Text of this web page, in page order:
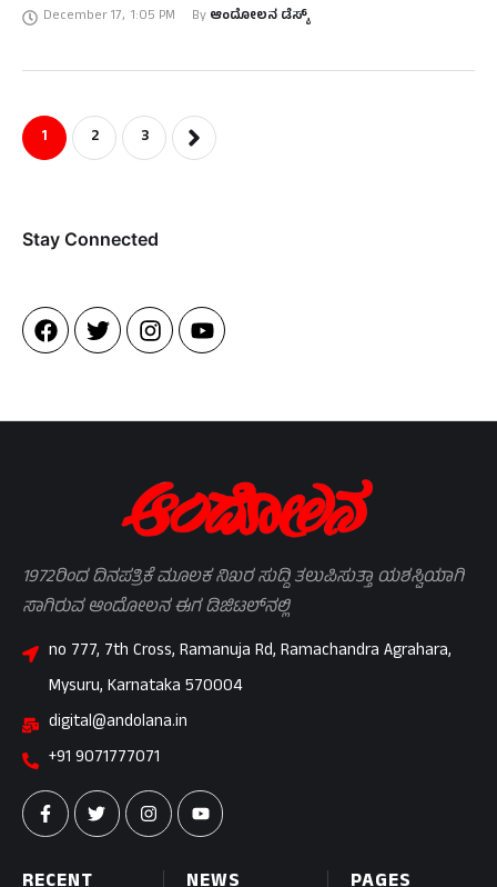
December 17, 1:05 PM By ಆಂದೋಲನ ಡೆಸ್ಕ್
1 2 3
Stay Connected​
1972ರಿಂದ ದಿನಪತ್ರಿಕೆ ಮೂಲಕ ನಿಖರ ಸುದ್ದಿ ತಲುಪಿಸುತ್ತಾ ಯಶಸ್ವಿಯಾಗಿ
ಸಾಗಿರುವ ಆಂದೋಲನ ಈಗ ಡಿಜಿಟಲ್‌ನಲ್ಲಿ
no 777, 7th Cross, Ramanuja Rd, Ramachandra Agrahara,
Mysuru, Karnataka 570004
digital@andolana.in
+91 9071777071